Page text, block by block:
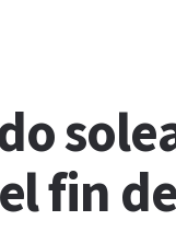
fin